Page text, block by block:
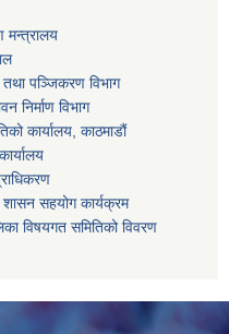
मन्त्रालय
तथा पञ्जिकरण विभाग
निर्माण विभाग
कार्यालय, काठमाडौं
सहयोग कार्यक्रम
विषयगत समितिको विवरण